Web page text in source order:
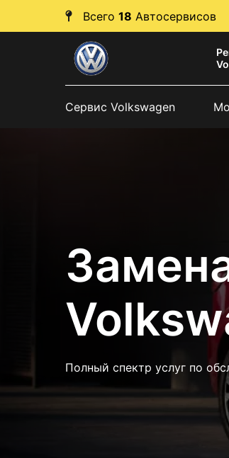
Всего 18 Автосервисов
Сервис Volkswagen
Полный спектр услуг по